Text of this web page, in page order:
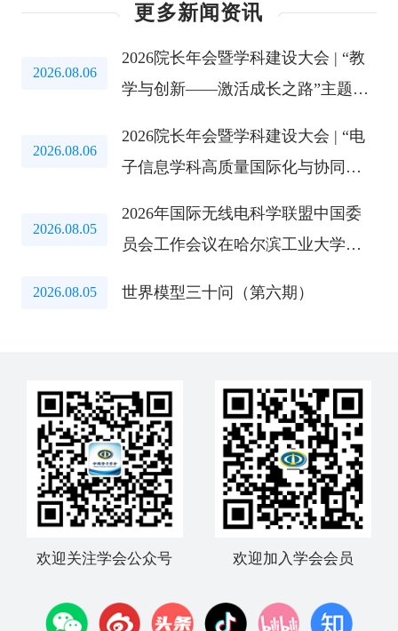
更多新闻资讯
2026.08.06
2026院长年会暨学科建设大会 | “教
学与创新——激活成长之路”主题教
2026.08.06
2026院长年会暨学科建设大会 | “电
子信息学科高质量国际化与协同创
2026.08.05
2026年国际无线电科学联盟中国委
员会工作会议在哈尔滨工业大学召
2026.08.05 世界模型三十问（第六期）
欢迎关注学会公众号 欢迎加入学会会员